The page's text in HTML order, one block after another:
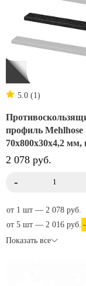
5.0 (1)
профиль Mehlhose
70х800х30х4,2 мм,
черный,
2 078 руб.
-
от 1 шт — 2 078 руб.
от 5 шт — 2 016 руб.
Показать все